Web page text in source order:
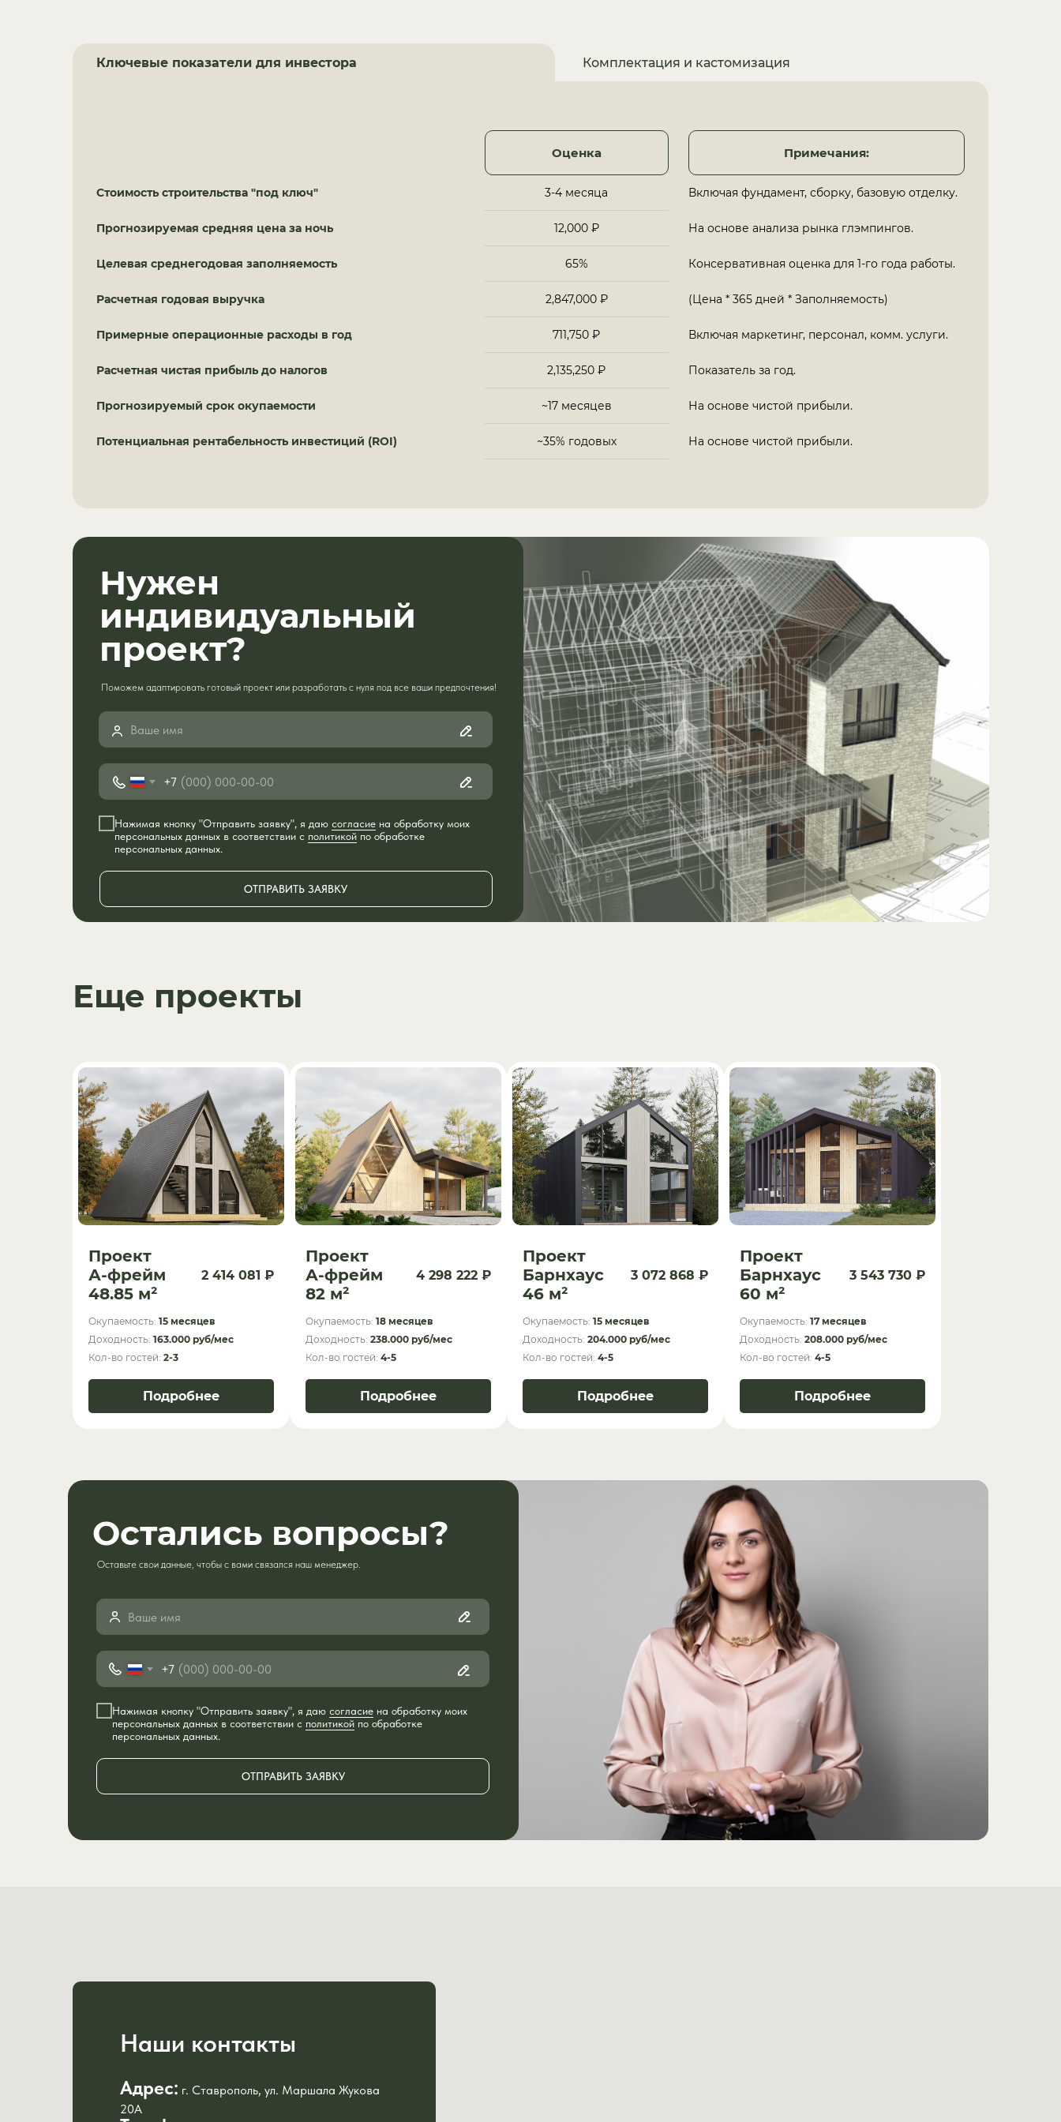
Ключевые показатели для инвестора Комплектация и кастомизация
Оценка Примечания:
Стоимость строительства "под ключ" 3-4 месяца Включая фундамент, сборку, базовую отделку.
Прогнозируемая средняя цена за ночь 12,000 ₽ На основе анализа рынка глэмпингов.
Целевая среднегодовая заполняемость 65% Консервативная оценка для 1-го года работы.
Расчетная годовая выручка 2,847,000 ₽ (Цена * 365 дней * Заполняемость)
Примерные операционные расходы в год 711,750 ₽ Включая маркетинг, персонал, комм. услуги.
Расчетная чистая прибыль до налогов 2,135,250 ₽ Показатель за год.
Прогнозируемый срок окупаемости ~17 месяцев На основе чистой прибыли.
Потенциальная рентабельность инвестиций (ROI) ~35% годовых На основе чистой прибыли.
+7
Нажимая кнопку "Отправить заявку", я даю согласие на обработку моих
персональных данных в соответствии с политикой по обработке
персональных данных.
ОТПРАВИТЬ ЗАЯВКУ
Нужен
индивидуальный
проект?
Поможем адаптировать готовый проект или разработать с нуля под все ваши предпочтения!
Проект
А-фрейм
48.85 м²
2 414 081 ₽
Окупаемость: 15 месяцев
Доходность: 163.000 руб/мес
Кол-во гостей: 2-3
Подробнее
Проект
А-фрейм
82 м²
4 298 222 ₽
Окупаемость: 18 месяцев
Доходность: 238.000 руб/мес
Кол-во гостей: 4-5
Подробнее
Проект
Барнхаус
46 м²
3 072 868 ₽
Окупаемость: 15 месяцев
Доходность: 204.000 руб/мес
Кол-во гостей: 4-5
Подробнее
Проект
Барнхаус
60 м²
3 543 730 ₽
Окупаемость: 17 месяцев
Доходность: 208.000 руб/мес
Кол-во гостей: 4-5
Подробнее
Еще проекты
+7
Нажимая кнопку "Отправить заявку", я даю согласие на обработку моих
персональных данных в соответствии с политикой по обработке
персональных данных.
ОТПРАВИТЬ ЗАЯВКУ
Остались вопросы?
Оставьте свои данные, чтобы с вами связался наш менеджер.
Наши контакты
Адрес: г. Ставрополь, ул. Маршала Жукова
20А